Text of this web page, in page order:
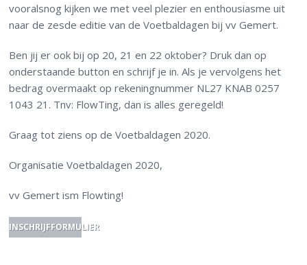
vooralsnog kijken we met veel plezier en enthousiasme uit
naar de zesde editie van de Voetbaldagen bij vv Gemert.
Ben jij er ook bij op 20, 21 en 22 oktober? Druk dan op
onderstaande button en schrijf je in. Als je vervolgens het
bedrag overmaakt op rekeningnummer NL27 KNAB 0257
1043 21. Tnv: FlowTing, dan is alles geregeld!
Graag tot ziens op de Voetbaldagen 2020.
Organisatie Voetbaldagen 2020,
vv Gemert ism Flowting!
INSCHRIJFFORMULIER